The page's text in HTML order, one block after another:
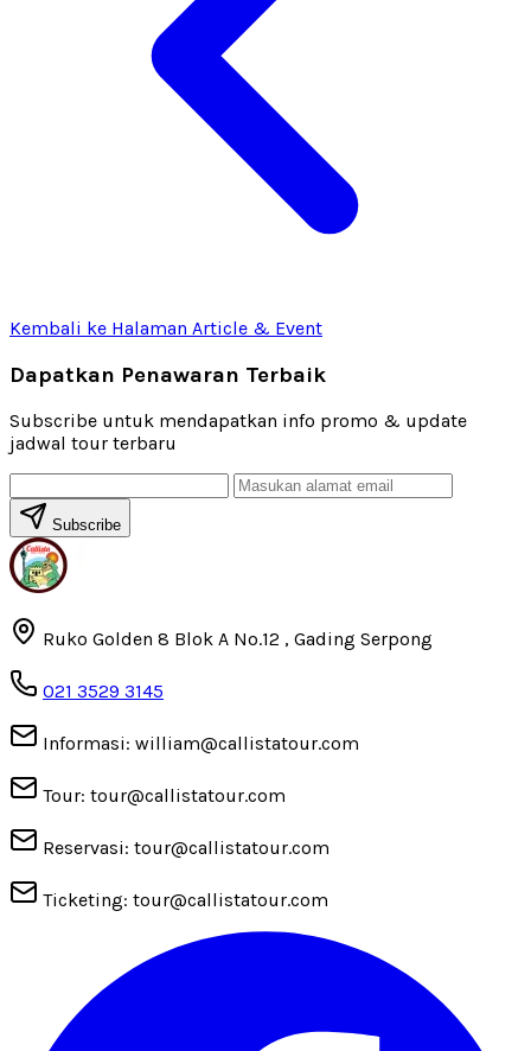
Kembali ke Halaman Article & Event
Dapatkan Penawaran Terbaik
Subscribe untuk mendapatkan info promo & update
jadwal tour terbaru
Subscribe
Ruko Golden 8 Blok A No.12 , Gading Serpong
021 3529 3145
Informasi: william@callistatour.com
Tour: tour@callistatour.com
Reservasi: tour@callistatour.com
Ticketing: tour@callistatour.com